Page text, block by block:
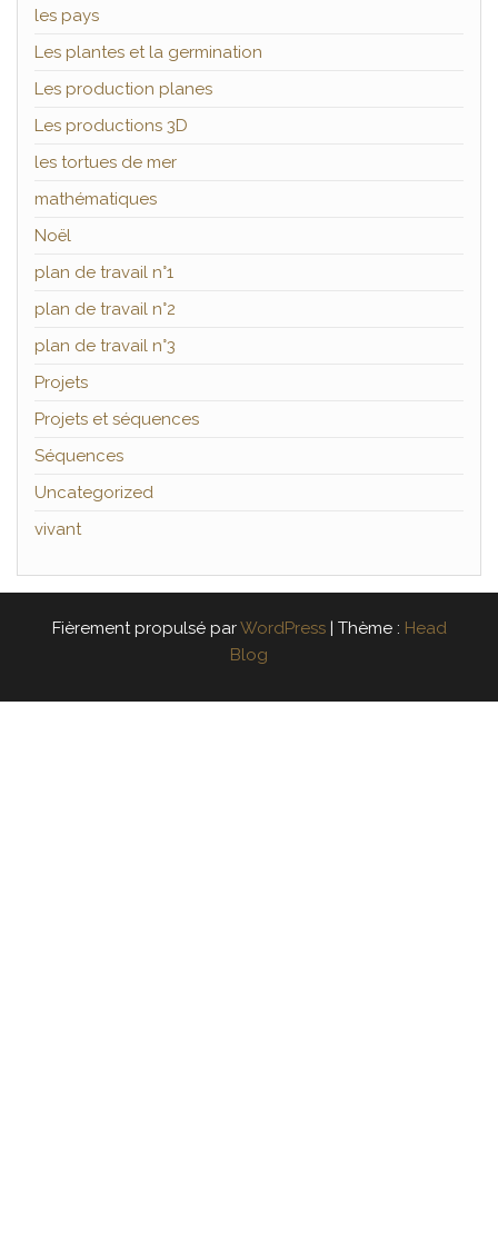
les pays
Les plantes et la germination
Les production planes
Les productions 3D
les tortues de mer
mathématiques
Noël
plan de travail n°1
plan de travail n°2
plan de travail n°3
Projets
Projets et séquences
Séquences
Uncategorized
vivant
Fièrement propulsé parWordPress | Thème : Head
Blog